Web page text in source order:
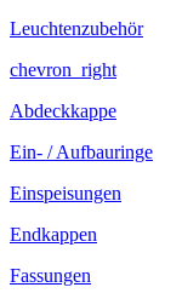
Leuchtenzubehör
chevron_right
Abdeckkappe
Ein- / Aufbauringe
Einspeisungen
Endkappen
Fassungen